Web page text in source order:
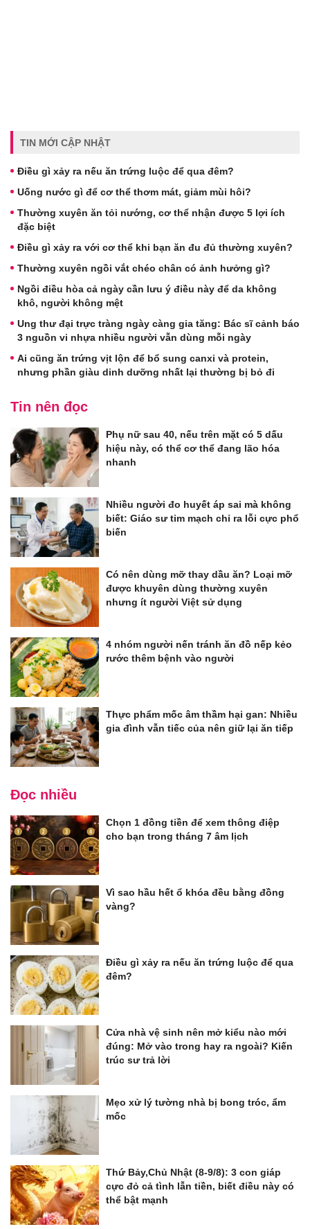
TIN MỚI CẬP NHẬT
Điều gì xảy ra nếu ăn trứng luộc để qua đêm?
Uống nước gì để cơ thể thơm mát, giảm mùi hôi?
Thường xuyên ăn tỏi nướng, cơ thể nhận được 5 lợi ích
đặc biệt
Điều gì xảy ra với cơ thể khi bạn ăn đu đủ thường xuyên?
Thường xuyên ngồi vắt chéo chân có ảnh hưởng gì?
Ngồi điều hòa cả ngày cần lưu ý điều này để da không
khô, người không mệt
Ung thư đại trực tràng ngày càng gia tăng: Bác sĩ cảnh báo
3 nguồn vi nhựa nhiều người vẫn dùng mỗi ngày
Ai cũng ăn trứng vịt lộn để bổ sung canxi và protein,
nhưng phần giàu dinh dưỡng nhất lại thường bị bỏ đi
Tin nên đọc
Phụ nữ sau 40, nếu trên mặt có 5 dấu
hiệu này, có thể cơ thể đang lão hóa
nhanh
Nhiều người đo huyết áp sai mà không
biết: Giáo sư tim mạch chỉ ra lỗi cực phổ
biến
Có nên dùng mỡ thay dầu ăn? Loại mỡ
được khuyên dùng thường xuyên
nhưng ít người Việt sử dụng
4 nhóm người nến tránh ăn đồ nếp kẻo
rước thêm bệnh vào người
Thực phẩm mốc âm thầm hại gan: Nhiều
gia đình vẫn tiếc của nên giữ lại ăn tiếp
Đọc nhiều
Chọn 1 đồng tiền để xem thông điệp
cho bạn trong tháng 7 âm lịch
Vì sao hầu hết ổ khóa đều bằng đồng
vàng?
Điều gì xảy ra nếu ăn trứng luộc để qua
đêm?
Cửa nhà vệ sinh nên mở kiểu nào mới
đúng: Mở vào trong hay ra ngoài? Kiến
trúc sư trả lời
Mẹo xử lý tường nhà bị bong tróc, ẩm
mốc
Thứ Bảy,Chủ Nhật (8-9/8): 3 con giáp
cực đỏ cả tình lẫn tiền, biết điều này có
thể bật mạnh